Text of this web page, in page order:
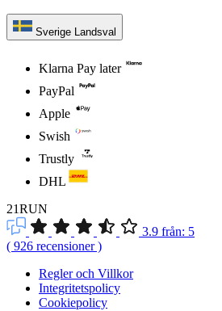
Sverige Landsval
Klarna Pay later
PayPal
Apple
Swish
Trustly
DHL
21RUN
3.9 från: 5
( 926 recensioner)
Regler och Villkor
Integritetspolicy
Cookiepolicy